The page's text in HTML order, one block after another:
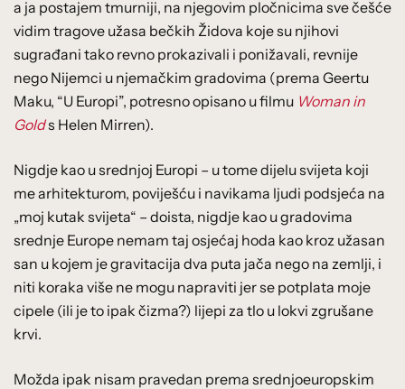
a ja postajem tmurniji, na njegovim pločnicima sve češće
vidim tragove užasa bečkih Židova koje su njihovi
sugrađani tako revno prokazivali i ponižavali, revnije
nego Nijemci u njemačkim gradovima (prema Geertu
Maku, “U Europi”, potresno opisano u filmu Woman in
Golds Helen Mirren).
Nigdje kao u srednjoj Europi – u tome dijelu svijeta koji
me arhitekturom, poviješću i navikama ljudi podsjeća na
„moj kutak svijeta“ – doista, nigdje kao u gradovima
srednje Europe nemam taj osjećaj hoda kao kroz užasan
san u kojem je gravitacija dva puta jača nego na zemlji, i
niti koraka više ne mogu napraviti jer se potplata moje
cipele (ili je to ipak čizma?) lijepi za tlo u lokvi zgrušane
krvi.
Možda ipak nisam pravedan prema srednjoeuropskim